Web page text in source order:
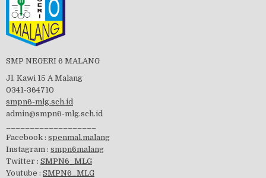
visitasi PPK 2019
SMP NEGERI 6 MALANG
Jl. Kawi 15 A Malang
0341-364710
smpn6-mlg.sch.id
admin@smpn6-mlg.sch.id
Facebook : spenmal.malang
Instagram : smpn6malang
Twitter : SMPN6_MLG
Youtube : SMPN6_MLG